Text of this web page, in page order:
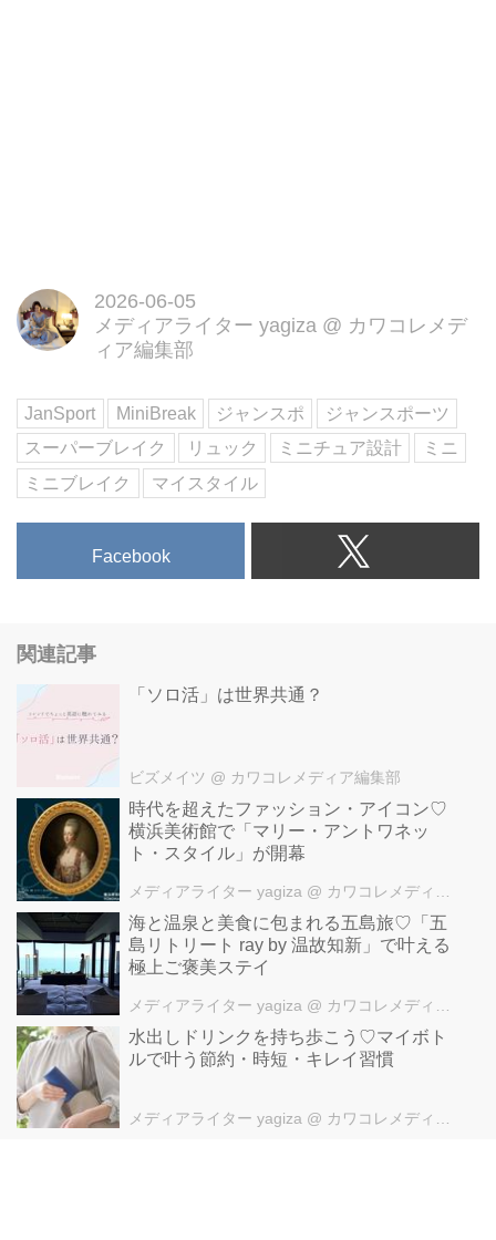
2026-06-05
メディアライター yagiza @ カワコレメデ
ィア編集部
JanSport MiniBreak ジャンスポ
ジャンスポーツ
スーパーブレイク
リュック ミニチュア設計
ミニ
ミニブレイク
マイスタイル
Facebook
関連記事
「ソロ活」は世界共通？
ビズメイツ @ カワコレメディア編集部
時代を超えたファッション・アイコン♡
横浜美術館で「マリー・アントワネッ
ト・スタイル」が開幕
メディアライター yagiza @ カワコレメディア編集部
海と温泉と美食に包まれる五島旅♡「五
島リトリート ray by 温故知新」で叶える
極上ご褒美ステイ
メディアライター yagiza @ カワコレメディア編集部
水出しドリンクを持ち歩こう♡マイボト
ルで叶う節約・時短・キレイ習慣
メディアライター yagiza @ カワコレメディア編集部